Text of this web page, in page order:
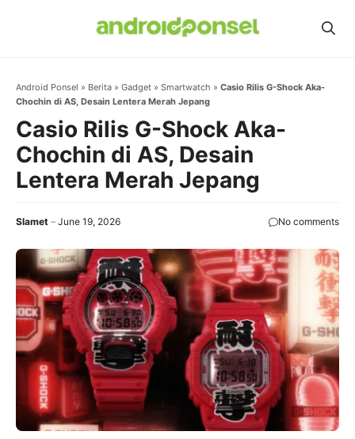
Android Ponsel » Berita » Gadget » Smartwatch » Casio Rilis G-Shock Aka-
Chochin di AS, Desain Lentera Merah Jepang
Casio Rilis G-Shock Aka-
Chochin di AS, Desain
Lentera Merah Jepang
Slamet June 19, 2026 No comments